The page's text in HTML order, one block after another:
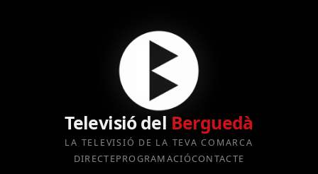
Televisió del Berguedà
LA TELEVISIÓ DE LA TEVA COMARCA
DIRECTEPROGRAMACIÓCONTACTE